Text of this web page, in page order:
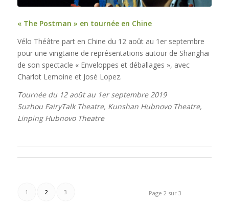
« The Postman » en tournée en Chine
Vélo Théâtre part en Chine du 12 août au 1er septembre
pour une vingtaine de représentations autour de Shanghai
de son spectacle « Enveloppes et déballages », avec
Charlot Lemoine et José Lopez.
Tournée du 12 août au 1er septembre 2019
Suzhou FairyTalk Theatre, Kunshan Hubnovo Theatre,
Linping Hubnovo Theatre
Page 2 sur 3
1 2 3